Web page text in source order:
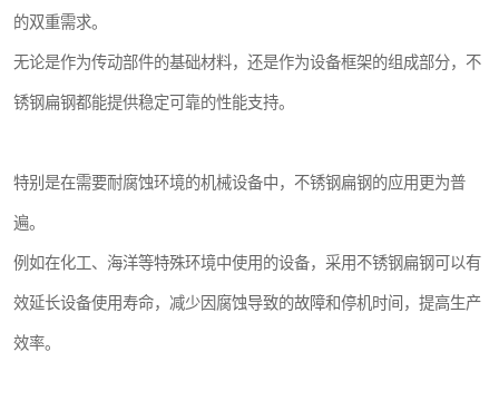
的双重需求。
无论是作为传动部件的基础材料，还是作为设备框架的组成部分，不
锈钢扁钢都能提供稳定可靠的性能支持。
特别是在需要耐腐蚀环境的机械设备中，不锈钢扁钢的应用更为普
遍。
例如在化工、海洋等特殊环境中使用的设备，采用不锈钢扁钢可以有
效延长设备使用寿命，减少因腐蚀导致的故障和停机时间，提高生产
效率。